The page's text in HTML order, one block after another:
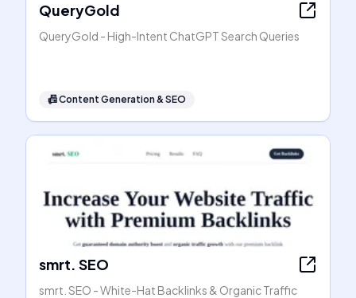
QueryGold
QueryGold - High-Intent ChatGPT Search Queries
📠Content Generation & SEO
smrt. SEO
smrt. SEO - White-Hat Backlinks & Organic Traffic